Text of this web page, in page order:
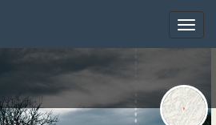
Toggle
Toggle